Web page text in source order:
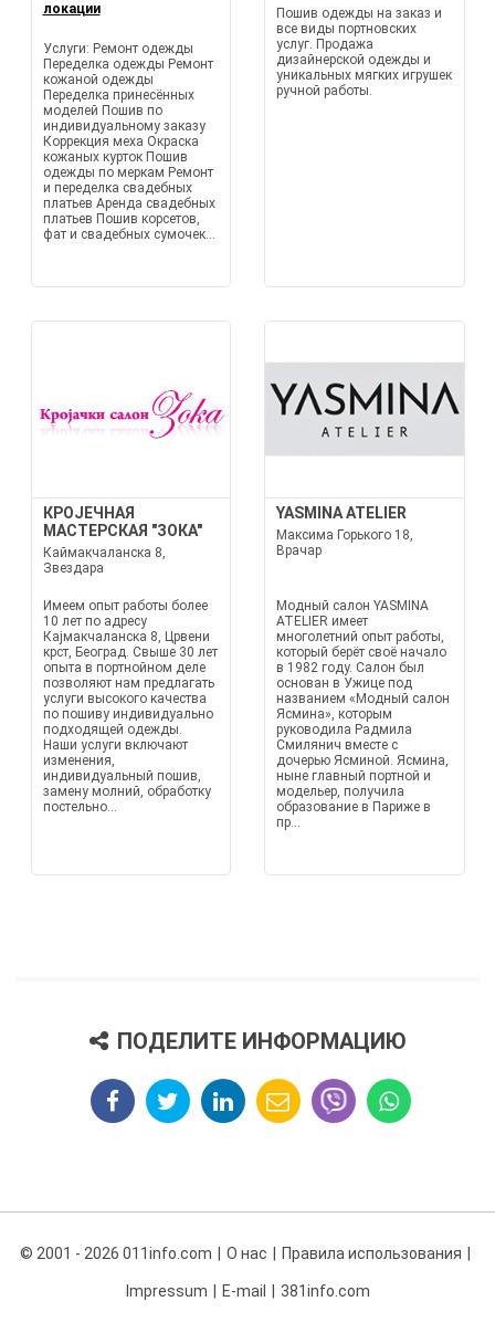
локации
Услуги: Ремонт одежды
Переделка одежды Ремонт
кожаной одежды
Переделка принесённых
моделей Пошив по
индивидуальному заказу
Коррекция меха Окраска
кожаных курток Пошив
одежды по меркам Ремонт
и переделка свадебных
платьев Аренда свадебных
платьев Пошив корсетов,
фат и свадебных сумочек...
Пошив одежды на заказ и
все виды портновских
услуг. Продажа
дизайнерской одежды и
уникальных мягких игрушек
ручной работы.
КРОЈЕЧНАЯ
МАСТЕРСКАЯ "ЗОКА"
Каймакчаланска 8,
Звездара
Имеем опыт работы более
10 лет по адресу
Кајмакчаланска 8, Црвени
крст, Београд. Свыше 30 лет
опыта в портнойном деле
позволяют нам предлагать
услуги высокого качества
по пошиву индивидуально
подходящей одежды.
Наши услуги включают
изменения,
индивидуальный пошив,
замену молний, обработку
постельно...
YASMINA ATELIER
Максима Горького 18,
Врачар
Модный салон YASMINA
ATELIER имеет
многолетний опыт работы,
который берёт своё начало
в 1982 году. Салон был
основан в Ужице под
названием «Модный салон
Ясмина», которым
руководила Радмила
Смилянич вместе с
дочерью Ясминой. Ясмина,
ныне главный портной и
модельер, получила
образование в Париже в
пр...
ПОДЕЛИТЕ ИНФОРМАЦИЮ
© 2001 - 2026 011info.com О нас Правила использования
Impressum E-mail 381info.com